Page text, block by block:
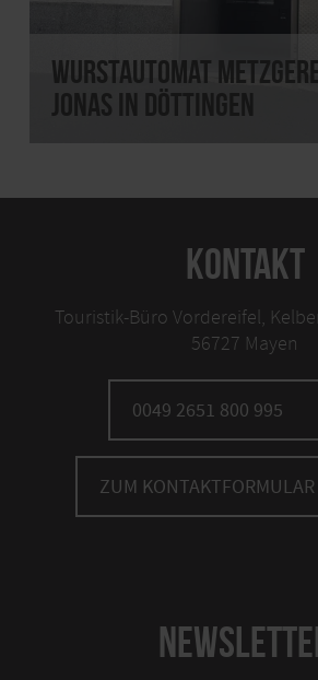
Wurstautomat
Jonas in Döttingen
KONTAKT
Touristik-Büro Vordereifel,
56727 Mayen
0049 2651 800 995
ZUM KONTAKTFORMULAR